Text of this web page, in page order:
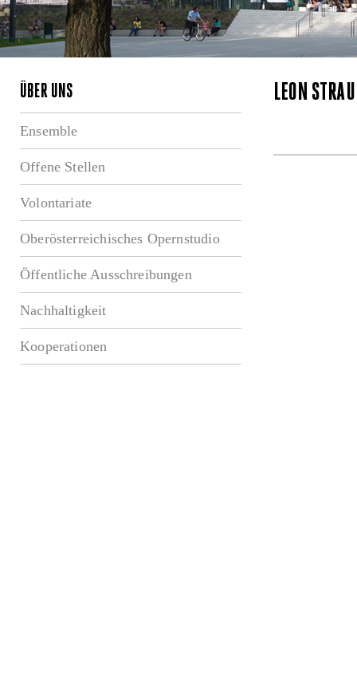
ÜBER UNS
Ensemble
Offene Stellen
Volontariate
Oberösterreichisches Opernstudio
Öffentliche Ausschreibungen
Nachhaltigkeit
Kooperationen
LEON